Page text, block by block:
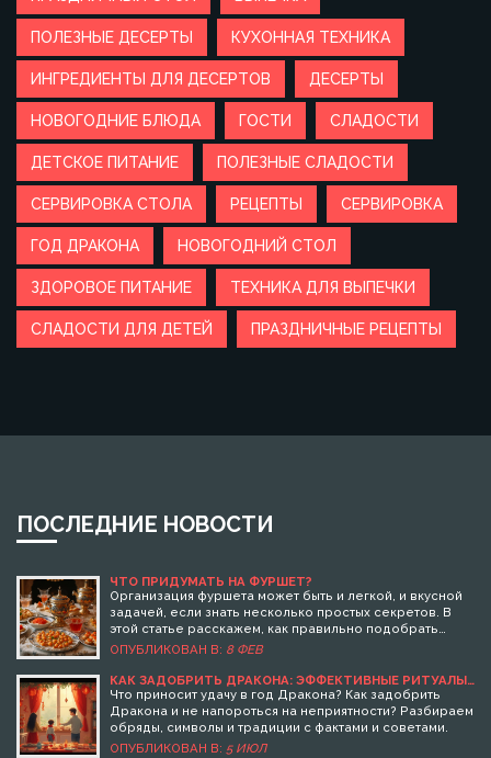
ПОЛЕЗНЫЕ ДЕСЕРТЫ КУХОННАЯ ТЕХНИКА
ИНГРЕДИЕНТЫ ДЛЯ ДЕСЕРТОВ ДЕСЕРТЫ
НОВОГОДНИЕ БЛЮДА ГОСТИ СЛАДОСТИ
ДЕТСКОЕ ПИТАНИЕ ПОЛЕЗНЫЕ СЛАДОСТИ
СЕРВИРОВКА СТОЛА РЕЦЕПТЫ СЕРВИРОВКА
ГОД ДРАКОНА НОВОГОДНИЙ СТОЛ
ЗДОРОВОЕ ПИТАНИЕ ТЕХНИКА ДЛЯ ВЫПЕЧКИ
СЛАДОСТИ ДЛЯ ДЕТЕЙ ПРАЗДНИЧНЫЕ РЕЦЕПТЫ
ПОСЛЕДНИЕ НОВОСТИ
ЧТО ПРИДУМАТЬ НА ФУРШЕТ?
Организация фуршета может быть и легкой, и вкусной
задачей, если знать несколько простых секретов. В
этой статье расскажем, как правильно подобрать
закуски, с чем сочетать напитки и какие оригинальные
сэкономить время и усилия, и какие блюда точно стоит
включить в меню. Практичные советы и идеи помогут
сделать вечер незабываемым.
ОПУБЛИКОВАН В: 8 ФЕВ
КАК ЗАДОБРИТЬ ДРАКОНА: ЭФФЕКТИВНЫЕ РИТУАЛЫ
И СОВЕТЫ ДЛЯ ГОДА ДРАКОНА
Что приносит удачу в год Дракона? Как задобрить
Дракона и не напороться на неприятности? Разбираем
обряды, символы и традиции с фактами и советами.
ОПУБЛИКОВАН В: 5 ИЮЛ